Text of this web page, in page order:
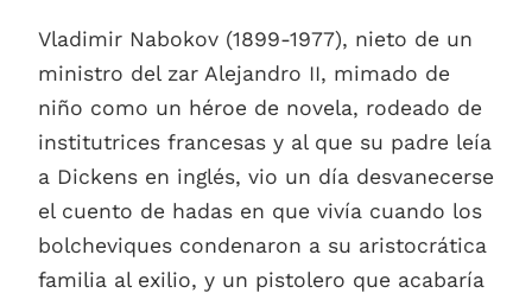
Vladimir Nabokov (1899-1977), nieto de un
ministro del zar Alejandro II, mimado de
niño como un héroe de novela, rodeado de
institutrices francesas y al que su padre leía
a Dickens en inglés, vio un día desvanecerse
el cuento de hadas en que vivía cuando los
bolcheviques condenaron a su aristocrática
familia al exilio, y un pistolero que acabaría